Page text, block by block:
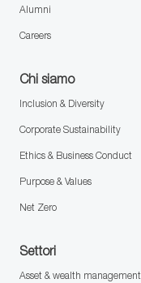
Alumni
Careers
Chi siamo
Inclusion & Diversity
Corporate Sustainability
Ethics & Business Conduct
Purpose & Values
Net Zero
Settori
Asset & wealth management